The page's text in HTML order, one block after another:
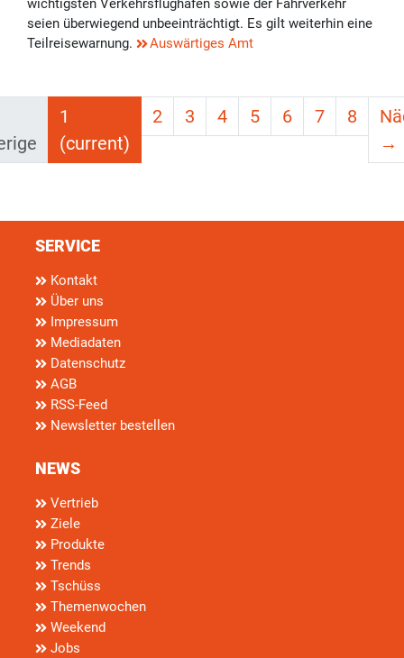
wichtigsten Verkehrsflughäfen sowie der Fährverkehr
seien überwiegend unbeeinträchtigt. Es gilt weiterhin eine
Teilreisewarnung.
Auswärtiges Amt
1
(current)
2 3 4 5 6 7 8
→
SERVICE
Kontakt
Über uns
Impressum
Mediadaten
Datenschutz
AGB
RSS-Feed
Newsletter bestellen
NEWS
Vertrieb
Ziele
Produkte
Trends
Tschüss
Themenwochen
Weekend
Jobs